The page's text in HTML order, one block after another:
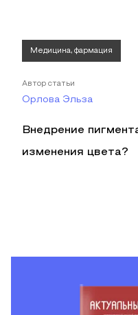
Медицина, фармация
Автор статьи
Орлова Эльза
Внедрение
изменения цвета?